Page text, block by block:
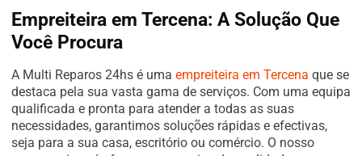
Empreiteira em Tercena: A Solução Que
Você Procura
A Multi Reparos 24hs é uma empreiteira em Tercena que se
destaca pela sua vasta gama de serviços. Com uma equipa
qualificada e pronta para atender a todas as suas
necessidades, garantimos soluções rápidas e efectivas,
seja para a sua casa, escritório ou comércio. O nosso